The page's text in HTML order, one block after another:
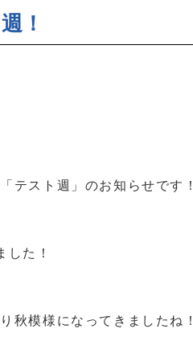
！
テスト週」のお知らせです！
した！
秋模様になってきましたね！